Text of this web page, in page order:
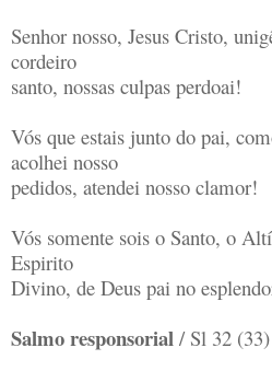
Senhor nosso, Jesus Cristo,
cordeiro
santo, nossas culpas perdoai!
Vós que estais junto do pai,
acolhei nosso
pedidos, atendei nosso clamor!
Vós somente sois o Santo, o
Espirito
Divino, de Deus pai no
Salmo responsorial / Sl 32 (33)